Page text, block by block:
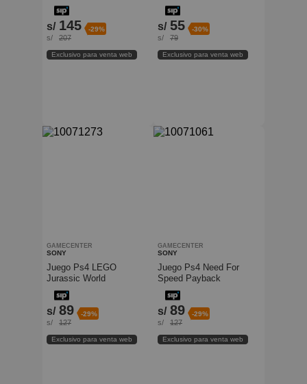
s/ 145 -29%
s/ 207
Exclusivo para venta web
s/ 55 -30%
s/ 79
Exclusivo para venta web
GAMECENTER
SONY
Juego Ps4 LEGO
Jurassic World
s/ 89 -29%
s/ 127
Exclusivo para venta web
GAMECENTER
SONY
Juego Ps4 Need For
Speed Payback
s/ 89 -29%
s/ 127
Exclusivo para venta web